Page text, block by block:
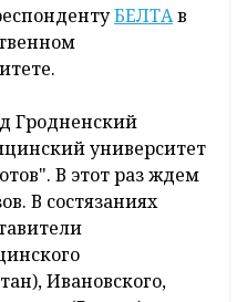
БЕЛТАв
Гродненский
университет
В этот раз ждем
В состязаниях
Ивановского,